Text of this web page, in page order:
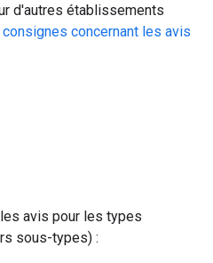
d'autres établissements
consignes concernant les avis
avis pour les types
sous-types) :